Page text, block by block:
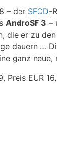
– der SFCD-
AndroSF 3 –
die er zu
dauern …
ganz
EUR